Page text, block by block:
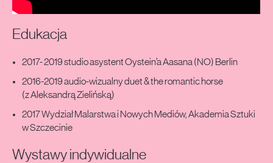
Edukacja
2017- 2019 studio asystent Oystein’a Aasana (NO) Berlin
2016-2019 audio-wizualny duet & the romantic horse
(z Aleksandrą Zielińską)
2017 Wydział Malarstwa i Nowych Mediów, Akademia Sztuki
w Szczecinie
Wystawy indywidualne